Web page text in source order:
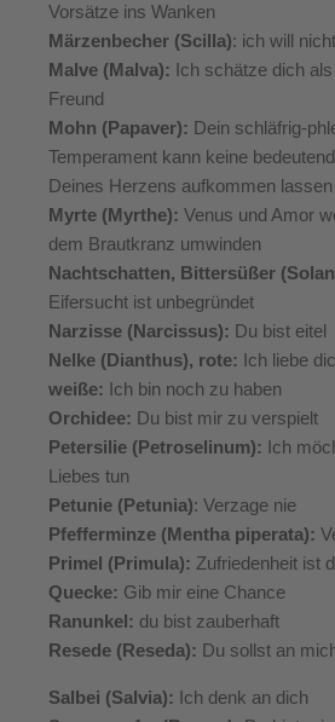
Vorsätze ins Wanken
Märzenbecher (Scilla): ich will
Malve (Malva): Ich schätze dich
Freund
Mohn (Papaver): Dein schläfrig-
Temperament kann keine
Deines Herzens aufkommen lassen
Myrte (Myrthe): Venus und Amor
dem Brautkranz umwinden
Nachtschatten, Bittersüßer
Eifersucht ist unbegründet
Narzisse (Narcissus): Du bist eitel
Nelke (Dianthus), rote: Ich liebe
weiße: Ich bin noch zu haben
Orchidee: Du bist mir zu verspielt
Petersilie (Petroselinum): Ich
Liebes tun
Petunie (Petunia): Verzage nie
Pfefferminze (Mentha piperata):
Primel (Primula): Zufriedenheit ist
Quecke: Gib mir eine Chance
Ranunkel: du bist zauberhaft
Resede (Reseda): Du sollst an
Salbei (Salvia): Ich denk an dich